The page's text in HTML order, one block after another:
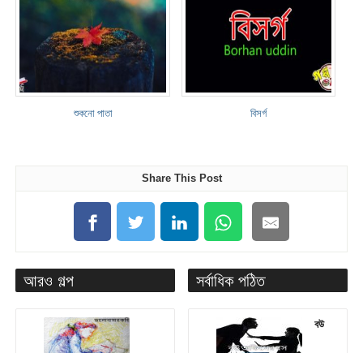
শুকনো পাতা বিসর্গ
Share This Post
আরও গল্প সর্বাধিক পঠিত
বউ